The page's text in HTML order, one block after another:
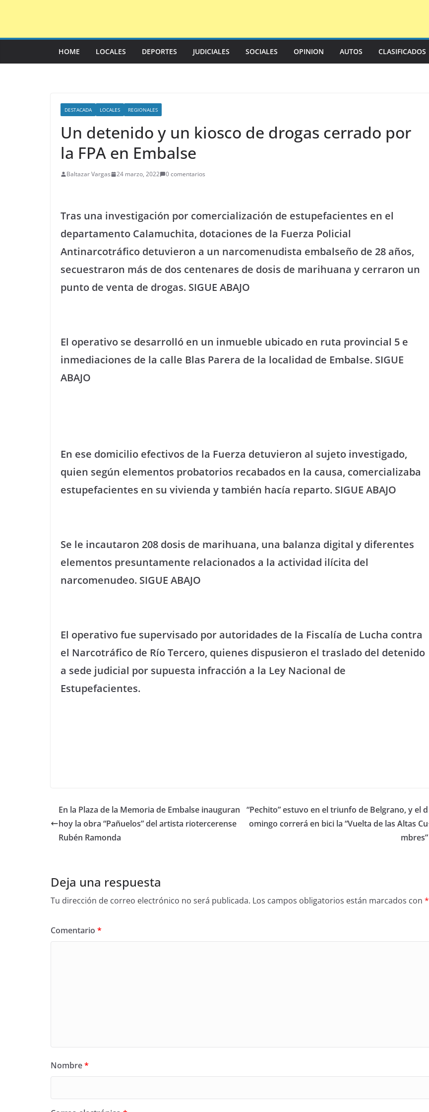
HOME LOCALES DEPORTES JUDICIALES SOCIALES OPINION AUTOS CLASIFICADOS
DESTACADA LOCALES REGIONALES
Un detenido y un kiosco de drogas cerrado por
la FPA en Embalse
Baltazar Vargas 24 marzo, 2022 0 comentarios
Tras una investigación por comercialización de estupefacientes en el
departamento Calamuchita, dotaciones de la Fuerza Policial
Antinarcotráfico detuvieron a un narcomenudista embalseño de 28 años,
secuestraron más de dos centenares de dosis de marihuana y cerraron un
punto de venta de drogas. SIGUE ABAJO
El operativo se desarrolló en un inmueble ubicado en ruta provincial 5 e
inmediaciones de la calle Blas Parera de la localidad de Embalse. SIGUE
ABAJO
En ese domicilio efectivos de la Fuerza detuvieron al sujeto investigado,
quien según elementos probatorios recabados en la causa, comercializaba
estupefacientes en su vivienda y también hacía reparto. SIGUE ABAJO
Se le incautaron 208 dosis de marihuana, una balanza digital y diferentes
elementos presuntamente relacionados a la actividad ilícita del
narcomenudeo. SIGUE ABAJO
El operativo fue supervisado por autoridades de la Fiscalía de Lucha contra
el Narcotráfico de Río Tercero, quienes dispusieron el traslado del detenido
a sede judicial por supuesta infracción a la Ley Nacional de
Estupefacientes.
En la Plaza de la Memoria de Embalse inauguran
hoy la obra “Pañuelos” del artista riotercerense
Rubén Ramonda
“Pechito” estuvo en el triunfo de Belgrano, y el d
omingo correrá en bici la “Vuelta de las Altas Cu
mbres”
Deja una respuesta
Tu dirección de correo electrónico no será publicada. Los campos obligatorios están marcados con *
Comentario *
Nombre*